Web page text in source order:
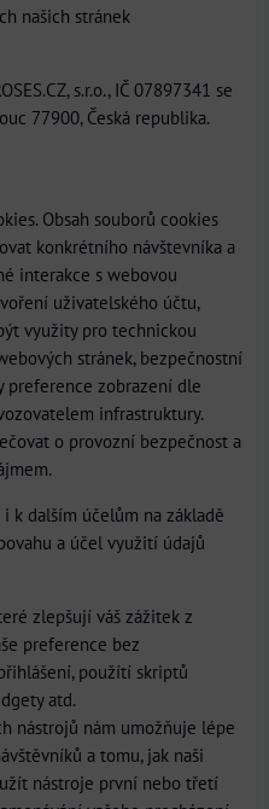
našich stránek
s.r.o., IČ 07897341 se
77900, Česká republika.
Obsah souborů cookies
konkrétního návštevníka a
interakce s webovou
uživatelského účtu,
využity pro technickou
stránek, bezpečnostní
preference zobrazení dle
infrastruktury.
o provozní bezpečnost a
k dalším účelům na základě
a účel využití údajů
zlepšují váš zážitek z
preference bez
použítí skriptů
atd.
nástrojů nám umožňuje lépe
a tomu, jak naši
nástroje první nebo třetí